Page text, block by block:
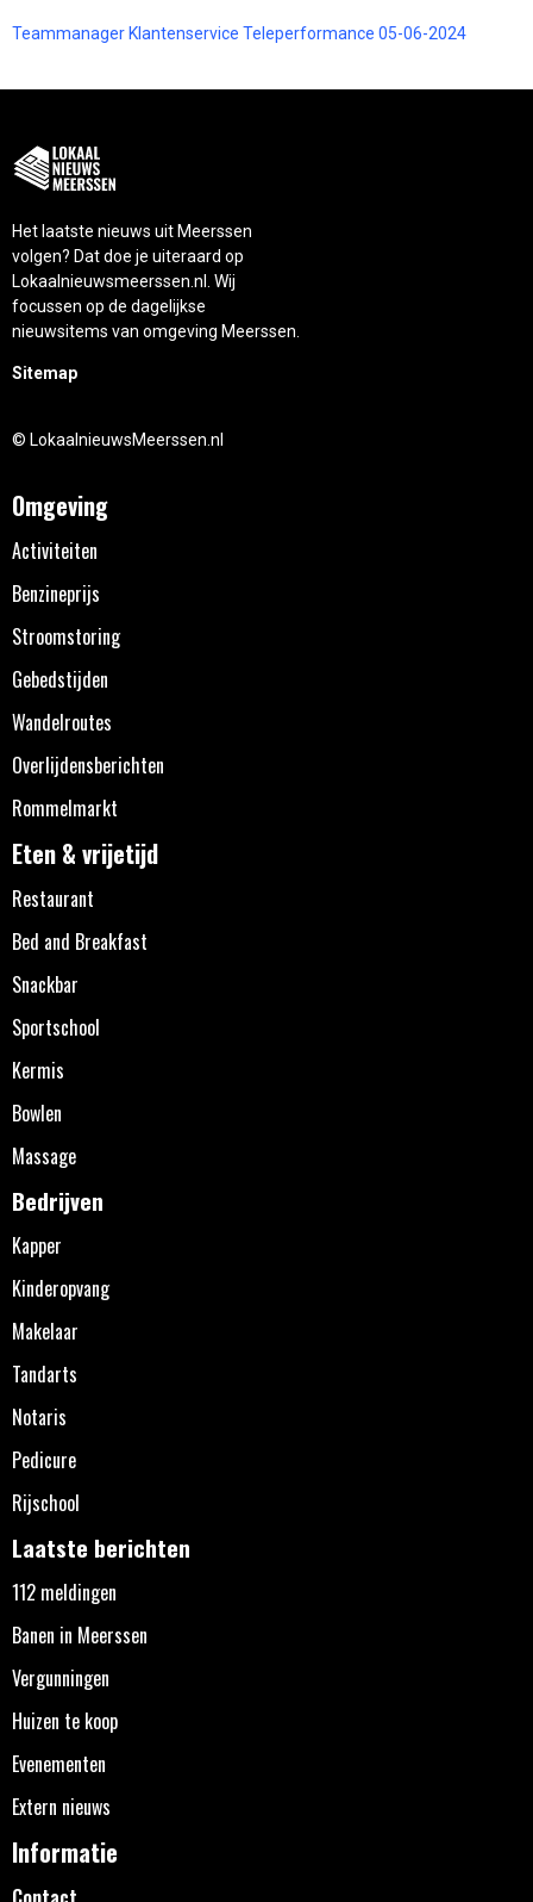
Teammanager Klantenservice Teleperformance 05-06-2024
Het laatste nieuws uit Meerssen
volgen? Dat doe je uiteraard op
Lokaalnieuwsmeerssen.nl. Wij
focussen op de dagelijkse
nieuwsitems van omgeving Meerssen.
Sitemap
© LokaalnieuwsMeerssen.nl
Omgeving
Activiteiten
Benzineprijs
Stroomstoring
Gebedstijden
Wandelroutes
Overlijdensberichten
Rommelmarkt
Eten & vrijetijd
Restaurant
Bed and Breakfast
Snackbar
Sportschool
Kermis
Bowlen
Massage
Bedrijven
Kapper
Kinderopvang
Makelaar
Tandarts
Notaris
Pedicure
Rijschool
Laatste berichten
112 meldingen
Banen in Meerssen
Vergunningen
Huizen te koop
Evenementen
Extern nieuws
Informatie